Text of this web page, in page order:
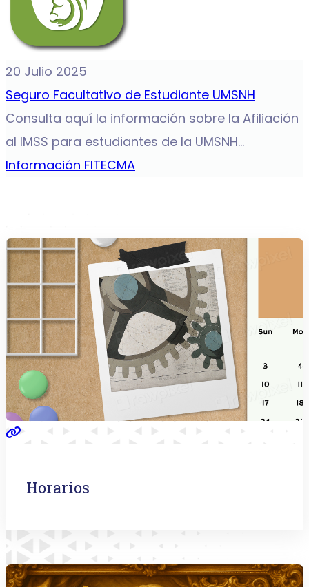
20 Julio 2025
Seguro Facultativo de Estudiante UMSNH
Consulta aquí la información sobre la Afiliación
al IMSS para estudiantes de la UMSNH...
Información FITECMA
Horarios